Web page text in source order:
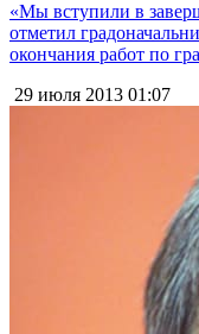
«Мы вступили в
отметил
окончания работ по
29 июля 2013 01:07